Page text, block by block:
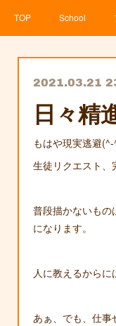
TOP School
2021.03.21
日々精
もはや現実逃避(^-
生徒リクエスト、
普段描かないもの
になります。
人に教えるから
あぁ、でも、仕事